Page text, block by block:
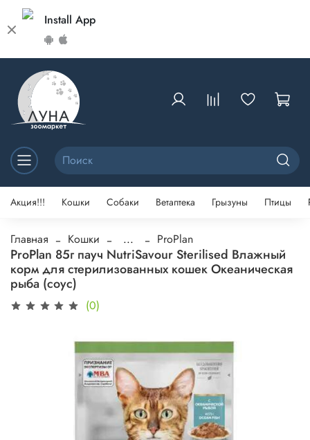
Install App
Акция!!! Кошки Собаки Ветаптека Грызуны Птицы
Главная Кошки ... ProPlan
ProPlan 85г пауч NutriSavour Sterilised Влажный
корм для стерилизованных кошек Океаническая
рыба (соус)
(0)